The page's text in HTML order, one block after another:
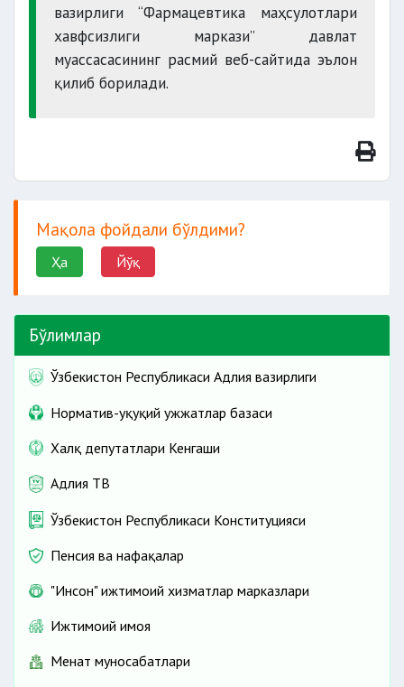
вазирлиги “Фармацевтика маҳсулотлари
хавфсизлиги маркази” давлат
муассасасининг расмий веб-сайтида эълон
қилиб борилади.
Мақола фойдали бўлдими?
Ҳа Йўқ
Бўлимлар
Ўзбекистон Республикаси Адлия вазирлиги
Норматив-ҳуқуқий ҳужжатлар базаси
Халқ депутатлари Кенгаши
Адлия ТВ
Ўзбекистон Республикаси Конституцияси
Пенсия ва нафақалар
"Инсон" ижтимоий хизматлар марказлари
Ижтимоий ҳимоя
Меҳнат муносабатлари